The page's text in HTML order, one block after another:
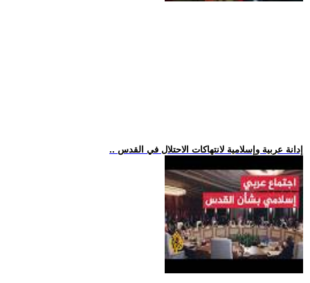
.. إدانة عربية وإسلامية لانتهاكات الاحتلال في القدس